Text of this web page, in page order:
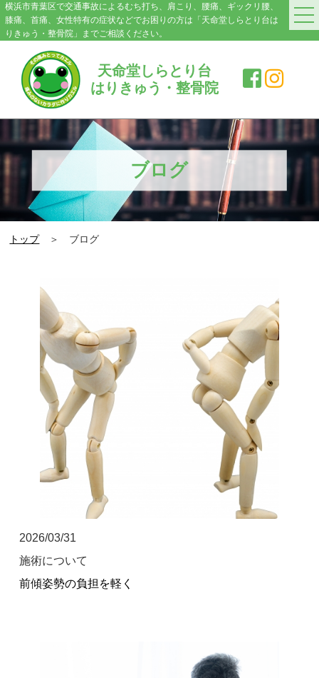
横浜市青葉区で交通事故によるむち打ち、肩こり、腰痛、ギックリ腰、
膝痛、首痛、女性特有の症状などでお困りの方は「天命堂しらとり台は
りきゅう・整骨院」までご相談ください。
天命堂しらとり台
はりきゅう・整骨院
HOME
料金案内
院紹介・アクセス
症状別施術メニュー
交通事故|むち打ち
肩こり
スポーツ障害
坐骨神経痛
眼精疲労
女性特有の症状
四十肩・五十肩
寝違え
骨盤矯正
猫背矯正・姿勢改善
自律神経失調症
ブログ
トップ＞ ブログ
2026/03/31
施術について
前傾姿勢の負担を軽く